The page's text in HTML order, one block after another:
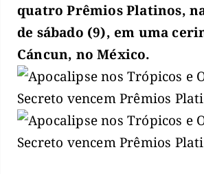
quatro Prêmios Platinos,
de sábado (9), em uma
Cáncun, no México.